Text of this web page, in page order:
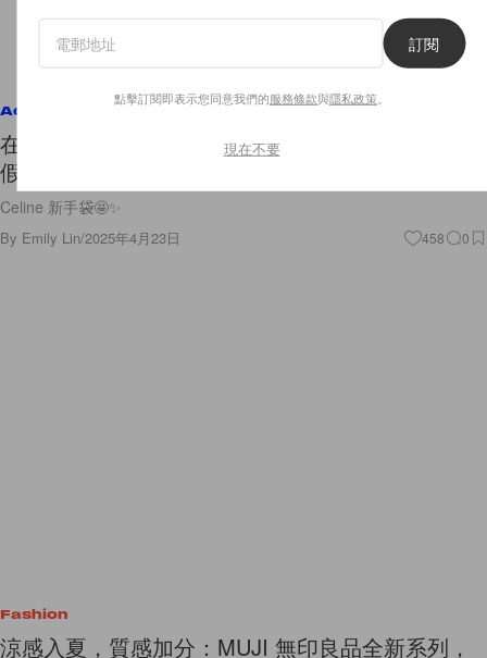
Accessories
在陽光下閃耀的時髦：CELINE 夏日系列，全新度
假風又有哪幾款手袋必收？
Celine 新手袋🤩✨
By Emily Lin/2025年4月23日 458 0
Fashion
涼感入夏，質感加分：MUJI 無印良品全新系列，
訂閱
點擊訂閱即表示您同意我們的服務條款與隱私政策
現在不要